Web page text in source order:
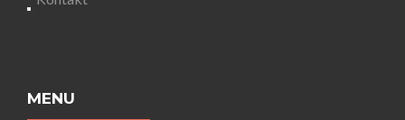
MENU